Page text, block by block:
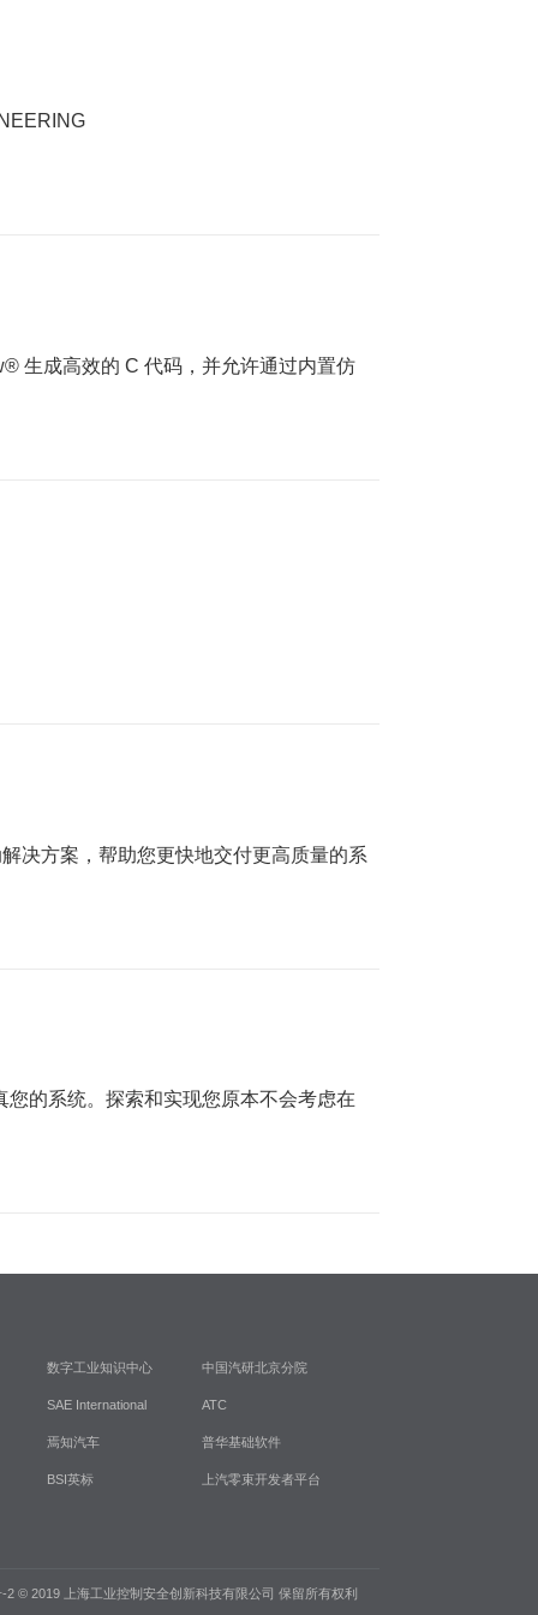
生成高效的 C 代码，并允许通过内置仿
决方案，帮助您更快地交付更高质量的系
的系统。探索和实现您原本不会考虑在
数字工业知识中心 中国汽研北京分院
SAE International ATC
焉知汽车 普华基础软件
BSI英标 上汽零束开发者平台
-2 © 2019 上海工业控制安全创新科技有限公司 保留所有权利